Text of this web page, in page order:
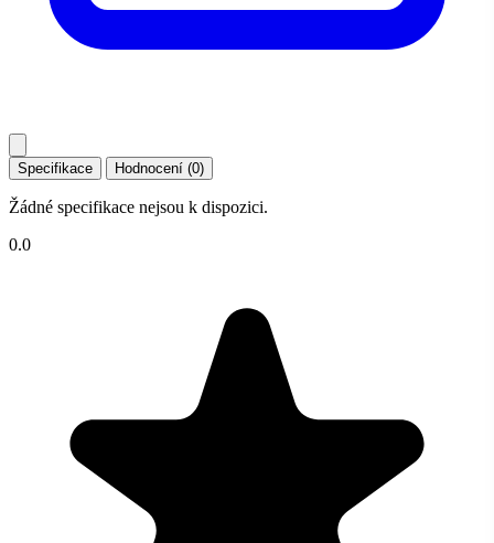
Specifikace Hodnocení (0)
Žádné specifikace nejsou k dispozici.
0.0